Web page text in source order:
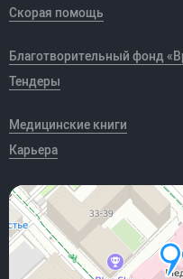
Скорая помощь
Благотворительный фонд
Тендеры
Медицинские книги
Карьера